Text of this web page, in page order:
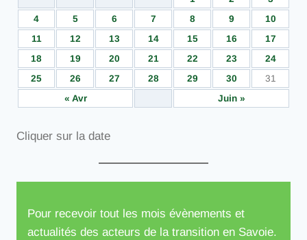
4
5 6 7 8 9
10
11
12 13 14 15 16
17
18
19 20 21 22 23
24
25
26 27 28 29 30
31
« Avr
Juin »
Cliquer sur la date
Pour recevoir tout les mois évènements et
actualités des acteurs de la transition en Savoie.